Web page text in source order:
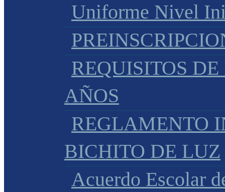
Uniforme Nivel
REQUISITOS
AÑOS
REGLAMENTO
BICHITO DE LUZ
Acuerdo Escolar